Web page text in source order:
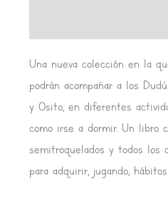
Una nueva colección en la
podrán acompañar a los
y Osito, en diferentes
como irse a dormir. Un libro
semitroquelados y todos los
para adquirir, jugando,